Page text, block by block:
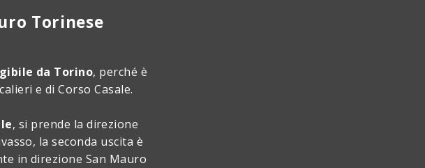
Torinese
da Torino, perché è
e di Corso Casale.
, si prende la direzione
la seconda uscita è
in direzione San Mauro